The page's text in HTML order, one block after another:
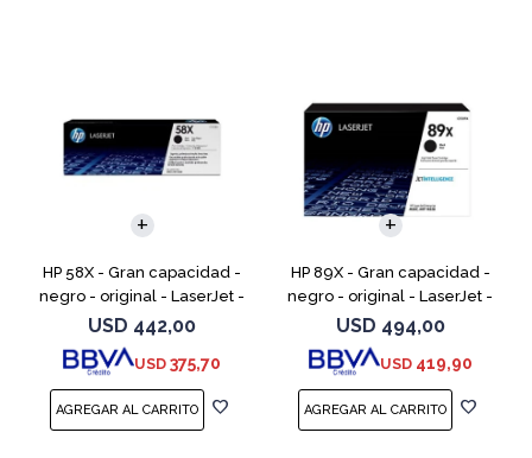
HP 58X - Gran capacidad -
negro - original - LaserJet -
cartucho de tóner (CF258X) -
para LaserJet Pro M404dn,
M404dw, M404n, M4
USD 442,00
USD 375,70
HP 89X - Gran capacidad -
negro - original - LaserJet -
cartucho de tóner (CF289X)
USD 494,00
USD 419,90